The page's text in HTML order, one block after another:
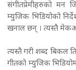
संगीतप्रेमीहरुको मन
म्युजिक भिडियोको
खनाल छन् । त्यस्तै
त्यस्तै गरी शब्द बिकल
गीतको म्युजिक